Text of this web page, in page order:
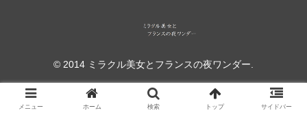
© 2014 ミラクル美女とフランスの夜ワンダー.
メニュー ホーム 検索 トップ サイドバー